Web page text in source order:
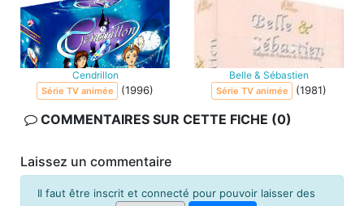
Cendrillon
Série TV animée (1996)
Belle & Sébastien
Série TV animée (1981)
COMMENTAIRES SUR CETTE FICHE (0)
Laissez un commentaire
Il faut être inscrit et connecté pour pouvoir laisser des